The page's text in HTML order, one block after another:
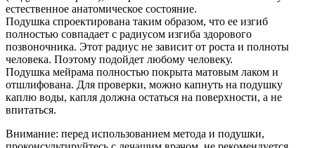
естественное анатомическое состояние.
Подушка спроектирована таким образом, что ее изгиб
полностью совпадает с радиусом изгиба здорового
позвоночника. Этот радиус не зависит от роста и полноты
человека. Поэтому подойдет любому человеку.
Подушка мейрама полностью покрыта матовым лаком и
отшлифована. Для проверки, можно капнуть на подушку
каплю воды, капля должна остаться на поверхности, а не
впитаться.
Внимание: перед использованием метода и подушки,